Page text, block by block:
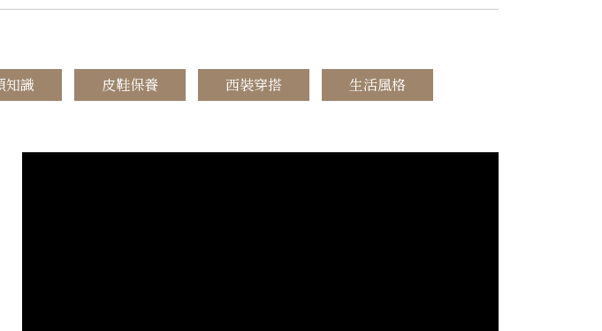
知識 皮鞋保養 西裝穿搭 生活風格